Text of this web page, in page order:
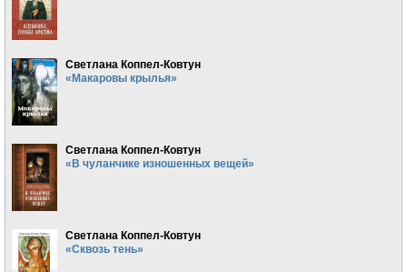
Светлана Коппел-Ковтун
«Макаровы крылья»
Светлана Коппел-Ковтун
«В чуланчике изношенных вещей»
Светлана Коппел-Ковтун
«Сквозь тень»